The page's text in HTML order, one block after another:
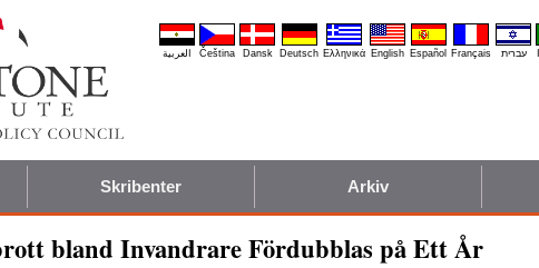
العربية Čeština Dansk Deutsch Ελληνικά English Español Français עברית
Skribenter Arkiv
bland Invandrare Fördubblas på Ett År